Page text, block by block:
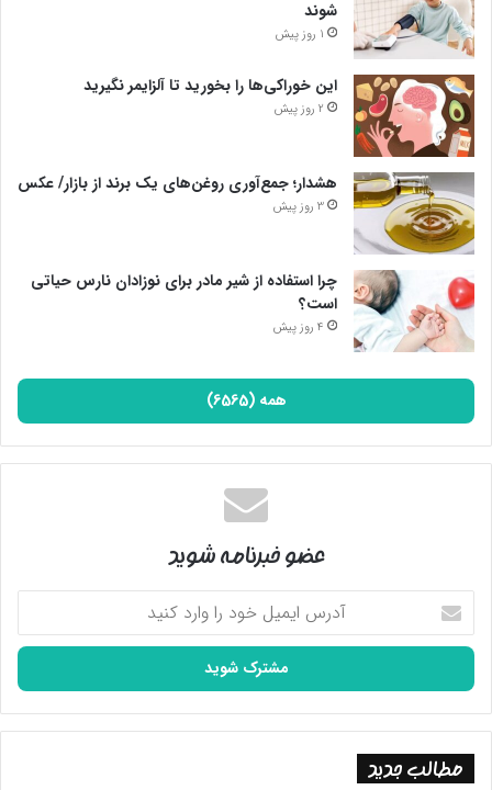
شوند
1 روز پیش
این خوراکی‌ها را بخورید تا آلزایمر نگیرید
2 روز پیش
هشدار؛ جمع‌آوری روغن‌های یک برند از بازار/ عکس
3 روز پیش
چرا استفاده از شیر مادر برای نوزادان نارس حیاتی
است؟
4 روز پیش
همه (6565)
عضو خبرنامه شوید
آدرس
ایمیل
خود
وارد
کنید
مطالب جدید